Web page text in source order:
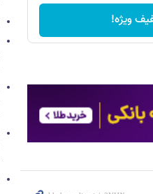
ویژه!